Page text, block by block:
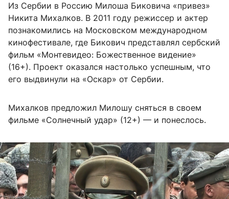
Из Сербии в Россию Милоша Биковича «привез»
Никита Михалков. В 2011 году режиссер и актер
познакомились на Московском международном
кинофестивале, где Бикович представлял сербский
фильм «Монтевидео: Божественное видение»
(16+). Проект оказался настолько успешным, что
его выдвинули на «Оскар» от Сербии.
Михалков предложил Милошу сняться в своем
фильме «Солнечный удар» (12+) — и понеслось.